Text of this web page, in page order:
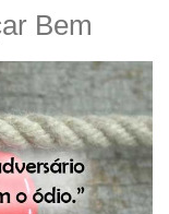
Bem